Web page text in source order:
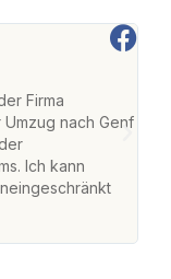
Firma
nach Genf
Ich kann